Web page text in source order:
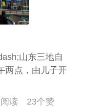
山东三地自
两点，由儿子开
阅读 23个赞